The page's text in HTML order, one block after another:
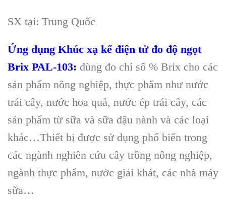
SX tại: Trung Quốc
Ứng dụng Khúc xạ kế điện tử đo độ ngọt
Brix PAL-103: dùng đo chỉ số % Brix cho các
sản phẩm nông nghiệp, thực phẩm như nước
trái cây, nước hoa quả, nước ép trái cây, các
sản phẩm từ sữa và sữa đậu nành và các loại
khác…Thiết bị được sử dụng phổ biến trong
các ngành nghiên cứu cây trồng nông nghiệp,
ngành thực phẩm, nước giải khát, các nhà máy
sữa…